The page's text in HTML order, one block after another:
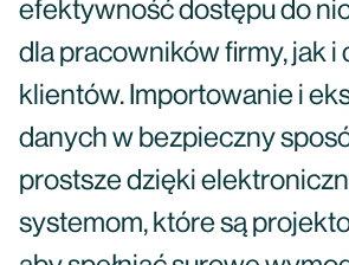
efektywność dostępu do
dla pracowników firmy, jak i
klientów. Importowanie i
danych w bezpieczny
prostsze dzięki
systemom, które są